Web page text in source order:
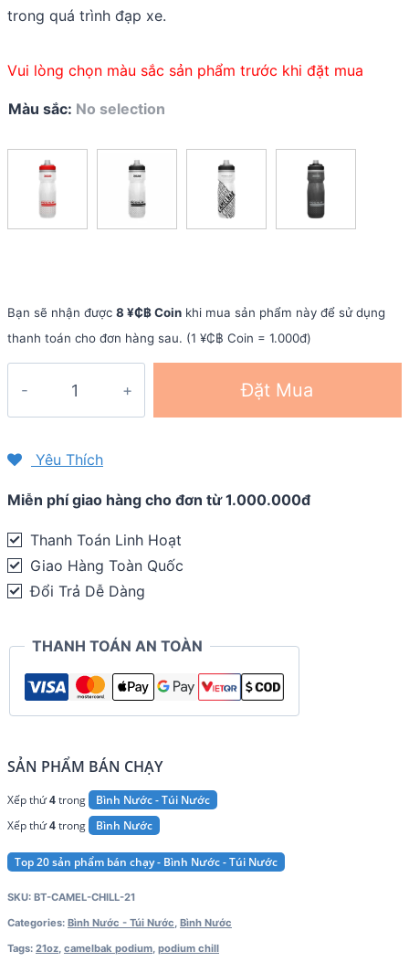
trong quá trình đạp xe.
Vui lòng chọn màu sắc sản phẩm trước khi đặt mua
Màu sắc: No selection
Bạn sẽ nhận được 8 ¥₵฿ Coin khi mua sản phẩm này để sử dụng
thanh toán cho đơn hàng sau. (1 ¥₵฿ Coin = 1.000đ)
nhiệt
Podium
Chill
21oz
-
Đặt Mua
Yêu Thích
Miễn phí giao hàng cho đơn từ 1.000.000đ
Thanh Toán Linh Hoạt
Giao Hàng Toàn Quốc
Đổi Trả Dễ Dàng
THANH TOÁN AN TOÀN
SẢN PHẨM BÁN CHẠY
Xếp thứ4trong
Bình Nước - Túi Nước
Xếp thứ4trong Bình Nước
Top 20 sản phẩm bán chạy - Bình Nước - Túi Nước
SKU: BT-CAMEL-CHILL-21
Categories: Bình Nước - Túi Nước, Bình Nước
Tags: 21oz, camelbak podium, podium chill